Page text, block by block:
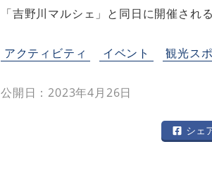
「吉野川マルシェ」と同日に開催され
アクティビティ イベント 観光ス
公開日：2023年4月26日
シェ